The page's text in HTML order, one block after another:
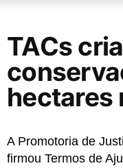
TACs
hectares
A Promotoria de
firmou Termos de